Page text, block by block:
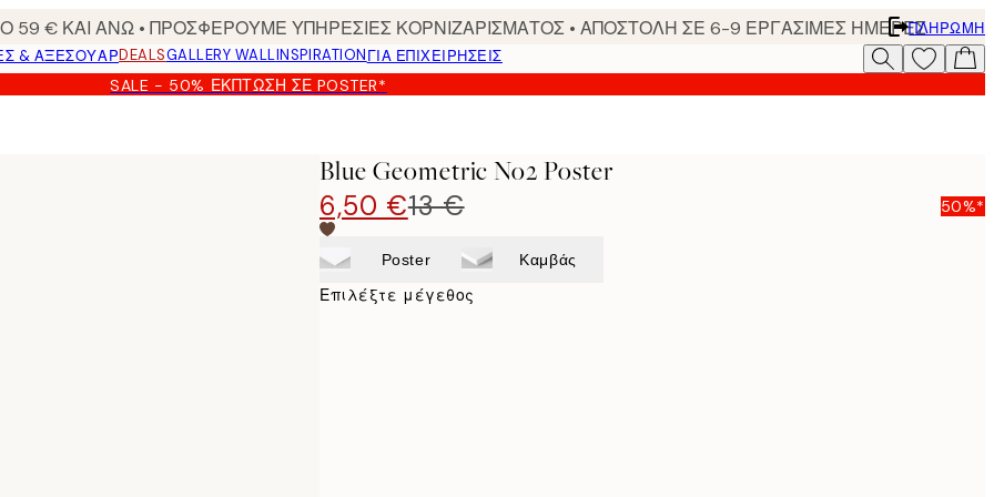
€ ΚΑΙ ΑΝΩ • ΠΡΟΣΦΕΡΟΥΜΕ ΥΠΗΡΕΣΙΕΣ ΚΟΡΝΙΖΑΡΙΣΜΑΤΟΣ • ΑΠΟΣΤΟΛΗ ΣΕ 6-9 ΕΡΓΑΣΙΜΕΣ ΗΜΕΡΕΣΠΛΗΡΩΜΉ
& ΑΞΕΣΟΥΆΡDEALSGALLERY WALLINSPIRATIONΓΙΑ ΕΠΙΧΕΙΡΗΣΕΙΣ
SALE - 50% ΈΚΠΤΩΣΗ ΣΕ POSTER*
Blue Geometric No2 Poster
6,50 €13 € 50%*
Poster Καμβάς
Επιλέξτε μέγεθος